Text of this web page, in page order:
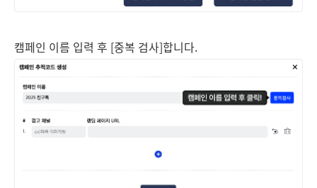
캠페인 이름 입력 후 [중복 검사]합니다.